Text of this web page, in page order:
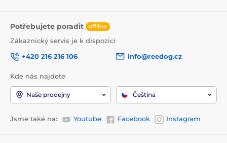
Potřebujete poradit offline
Zákaznický servis je k dispozici
+420 216 216 106
info@reedog.cz
Kde nás najdete
Naše prodejny Čeština
Jsme také na: Youtube Facebook Instagram